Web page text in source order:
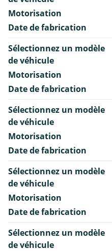
Motorisation
Date de fabrication
Sélectionnez un modèle
de véhicule
Motorisation
Date de fabrication
Sélectionnez un modèle
de véhicule
Motorisation
Date de fabrication
Sélectionnez un modèle
de véhicule
Motorisation
Date de fabrication
Sélectionnez un modèle
de véhicule